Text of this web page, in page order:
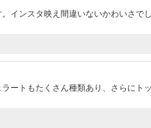
インスタ映え間違いないかわいさでし
ートもたくさん種類あり、さらにト